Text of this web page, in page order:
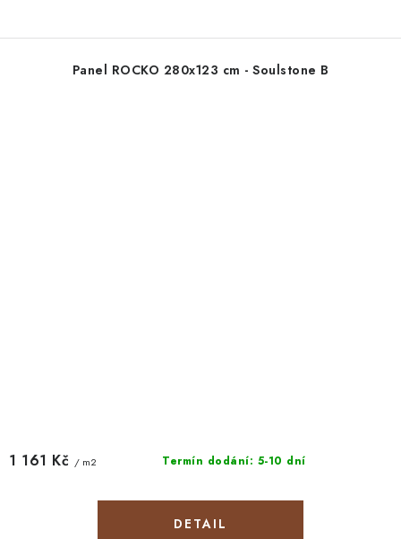
Panel ROCKO 280x123 cm - Soulstone B
Termín dodání: 5-10 dní
1 161 Kč / m2